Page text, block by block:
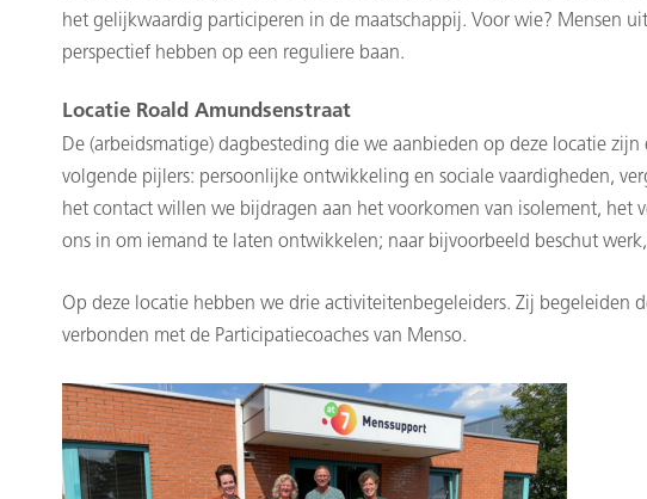
het gelijkwaardig participeren in de maatschappij. Voor wie? Mensen
perspectief hebben op een reguliere baan.
Locatie Roald Amundsenstraat
De (arbeidsmatige) dagbesteding die we aanbieden op deze locatie
volgende pijlers: persoonlijke ontwikkeling en sociale vaardigheden,
het contact willen we bijdragen aan het voorkomen van isolement, het
ons in om iemand te laten ontwikkelen; naar bijvoorbeeld beschut
Op deze locatie hebben we drie activiteitenbegeleiders. Zij begeleiden
verbonden met de Participatiecoaches van Menso.